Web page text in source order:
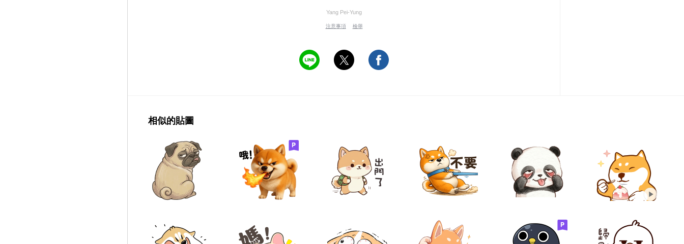
Yang Pei-Yung
注意事項 檢舉
相似的貼圖